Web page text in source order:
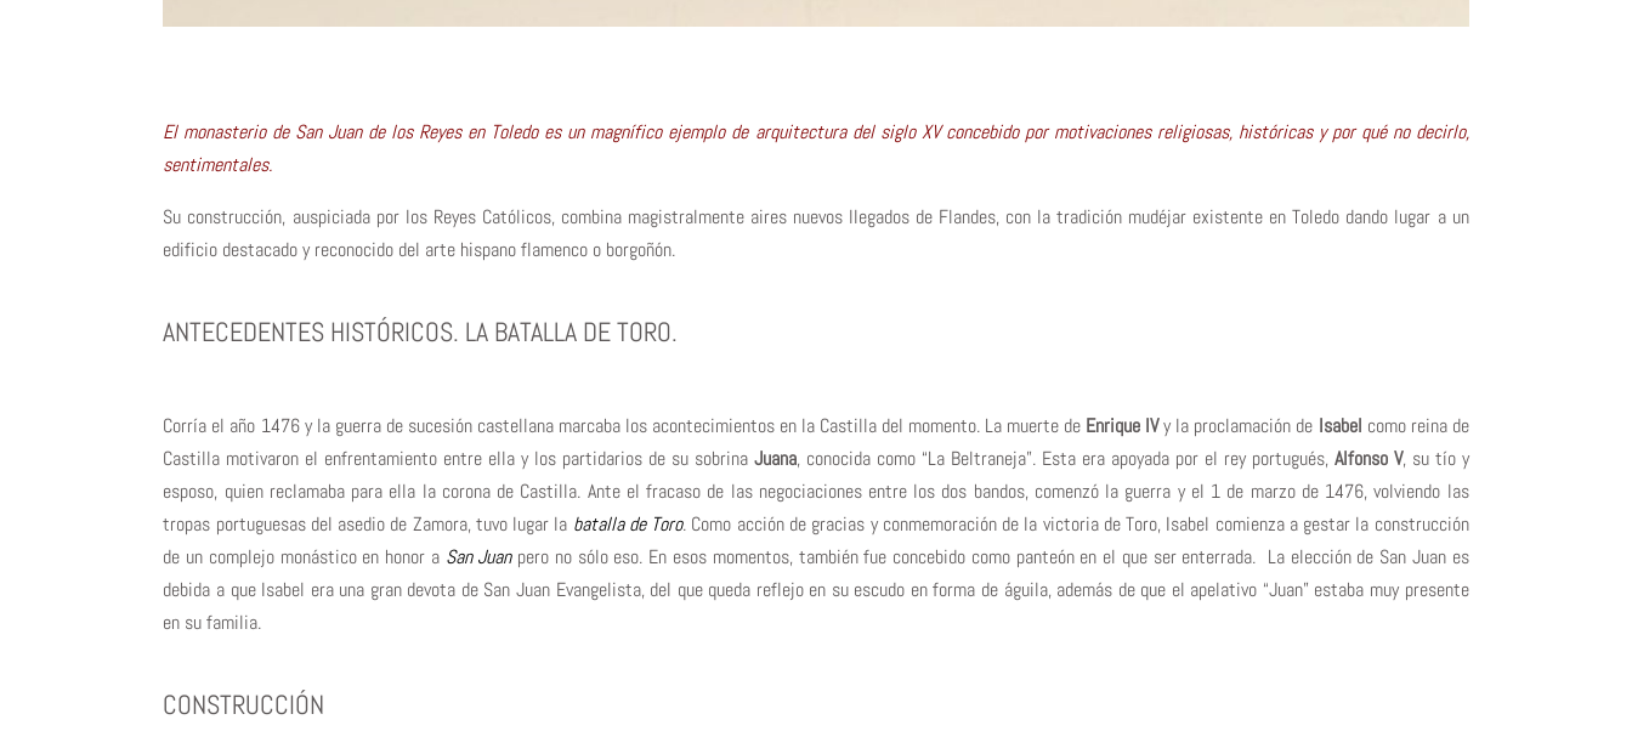
El monasterio de San Juan de los Reyes en Toledo es un magnífico ejemplo de arquitectura del siglo XV concebido por motivaciones religiosas, históricas y por qué no decirlo,
sentimentales.
Su construcción, auspiciada por los Reyes Católicos, combina magistralmente aires nuevos llegados de Flandes, con la tradición mudéjar existente en Toledo dando lugar a un
edificio destacado y reconocido del arte hispano flamenco o borgoñón.
ANTECEDENTES HISTÓRICOS. LA BATALLA DE TORO.
Corría el año 1476 y la guerra de sucesión castellana marcaba los acontecimientos en la Castilla del momento. La muerte de Enrique IVy la proclamación de Isabel como reina de
Castilla motivaron el enfrentamiento entre ella y los partidarios de su sobrinaJuana, conocida como “La Beltraneja”. Esta era apoyada por el rey portugués, Alfonso V, su tío y
esposo, quien reclamaba para ella la corona de Castilla. Ante el fracaso de las negociaciones entre los dos bandos, comenzó la guerra y el 1 de marzo de 1476, volviendo las
tropas portuguesas del asedio de Zamora, tuvo lugar la batalla de Toro. Como acción de gracias y conmemoración de la victoria de Toro, Isabel comienza a gestar la construcción
de un complejo monástico en honor a San Juanpero no sólo eso. En esos momentos, también fue concebido como panteón en el que ser enterrada. La elección de San Juan es
debida a que Isabel era una gran devota de San Juan Evangelista, del que queda reflejo en su escudo en forma de águila, además de que el apelativo “Juan” estaba muy presente
en su familia.
CONSTRUCCIÓN